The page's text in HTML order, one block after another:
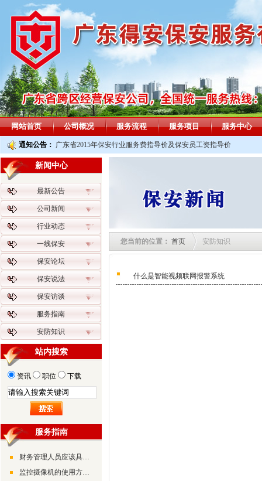
网站首页 公司概况 服务流程 服务项目 服务中心
通知公告： 广东省2015年保安行业服务费指导价及保安员工资指导价
您当前的位置： 首页 安防知识
什么是智能视频联网报警系统
新闻中心
最新公告
公司新闻
行业动态
一线保安
保安论坛
保安说法
保安访谈
服务指南
安防知识
站内搜索
资讯 职位 下载
服务指南
财务管理人员应该具备的素质和能力
监控摄像机的使用方法及调试方法